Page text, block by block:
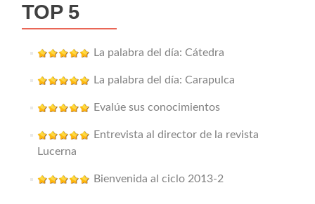
TOP 5
La palabra del día: Cátedra
La palabra del día: Carapulca
Evalúe sus conocimientos
Entrevista al director de la revista
Lucerna
Bienvenida al ciclo 2013-2